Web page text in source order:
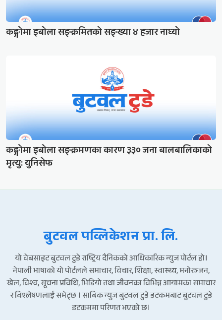
कङ्गोमा इबोला सङ्क्रमितको सङ्ख्या ४ हजार नाघ्यो
कङ्गोमा इबोला सङ्क्रमणका कारण ३३० जना बालबालिकाको
मृत्यु: युनिसेफ
बुटवल पव्लिकेशन प्रा. लि.
यो वेबसाइट बुटवल टुडे राष्ट्रिय दैनिकको आधिकारिक न्युज पोर्टल हो।
नेपाली भाषाको यो पोर्टलले समाचार, विचार, शिक्षा, स्वास्थ्य, मनोरञ्जन,
खेल, विश्व, सूचना प्रविधि, भिडियो तथा जीवनका विभिन्न आयामका समाचार
र विश्लेषणलाई समेट्छ । साबिक न्युज बुटवल टुडे डटकमबाट बुटवल टुडे
डटकममा परिणत भएको छ।